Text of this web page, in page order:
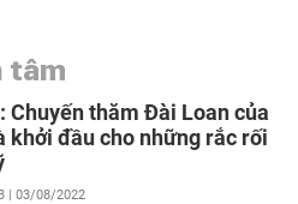
tâm
Chuyến thăm Đài Loan của
khởi đầu cho những rắc rối
| 03/08/2022